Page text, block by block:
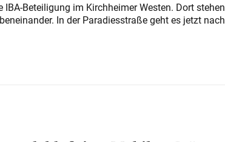
Beteiligung im Kirchheimer Westen. Dort stehen
In der Paradiesstraße geht es jetzt nach